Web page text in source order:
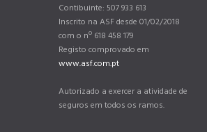
Contibuinte: 507 933 613
Inscrito na ASF desde 01/02/2018
com o nº 618 458 179
Registo comprovado em
www.asf.com.pt
Autorizado a exercer a atividade de
seguros em todos os ramos.